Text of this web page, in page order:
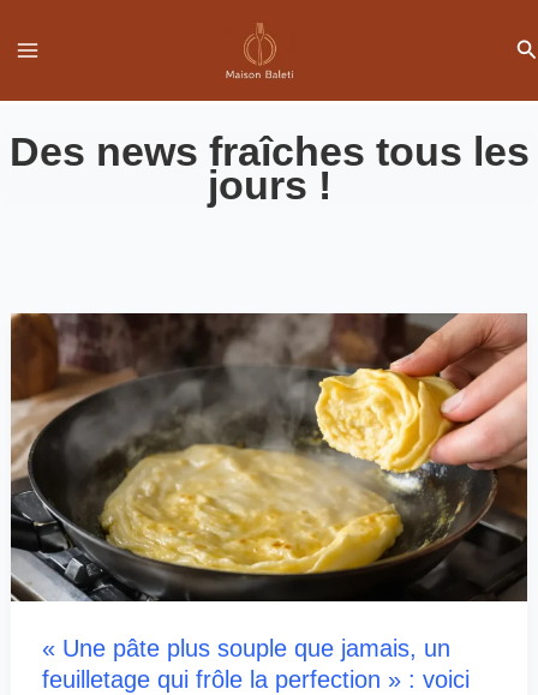
au
Des news fraîches tous les
jours !
« Une pâte plus souple que jamais, un
feuilletage qui frôle la perfection » : voici